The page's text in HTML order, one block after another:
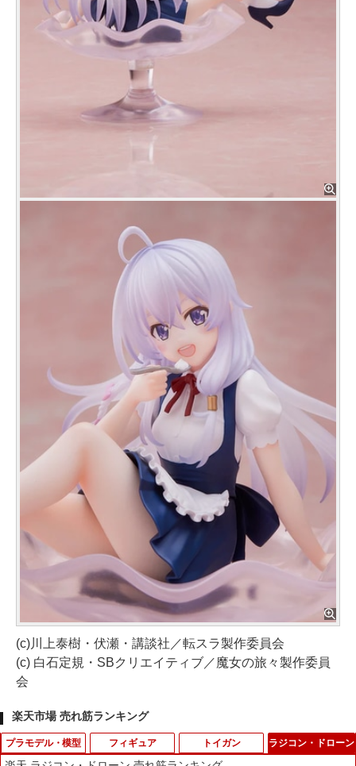
(c)川上泰樹・伏瀬・講談社／転スラ製作委員会
(c) 白石定規・SBクリエイティブ／魔女の旅々製作委員
会
楽天市場 売れ筋ランキング
プラモデル・模型 フィギュア トイガン ラジコン・ドローン